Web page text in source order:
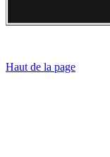
Haut de la page